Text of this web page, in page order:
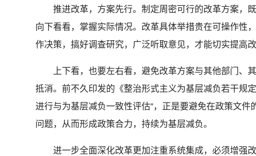
推进改革，方案先行。制定周密可行的改革方案，
向下看看，掌握实际情况。改革具体举措贵在可操作性
作决策，搞好调查研究，广泛听取意见，才能切实提高
上下看，也要左右看，避免改革方案与其他部门、其
抵消。前不久印发的《整治形式主义为基层减负若干规
进行与为基层减负一致性评估”，正是要避免在政策文
问题，从而形成政策合力，持续为基层减负。
进一步全面深化改革更加注重系统集成，必须增强